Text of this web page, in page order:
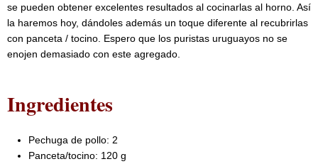
se pueden obtener excelentes resultados al cocinarlas al horno. Así
la haremos hoy, dándoles además un toque diferente al recubrirlas
con panceta / tocino. Espero que los puristas uruguayos no se
enojen demasiado con este agregado.
Ingredientes
Pechuga de pollo: 2
Panceta/tocino: 120 g